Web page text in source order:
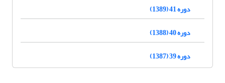
دوره 41 (1389)
دوره 40 (1388)
دوره 39 (1387)